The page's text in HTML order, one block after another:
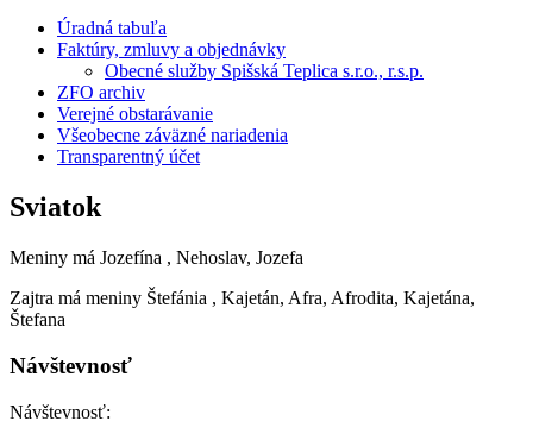
Úradná tabuľa
Faktúry, zmluvy a objednávky
Obecné služby Spišská Teplica s.r.o., r.s.p.
ZFO archiv
Verejné obstarávanie
Všeobecne záväzné nariadenia
Transparentný účet
Sviatok
Meniny má Jozefína , Nehoslav, Jozefa
Zajtra má meniny Štefánia , Kajetán, Afra, Afrodita, Kajetána,
Štefana
Návštevnosť
Návštevnosť: